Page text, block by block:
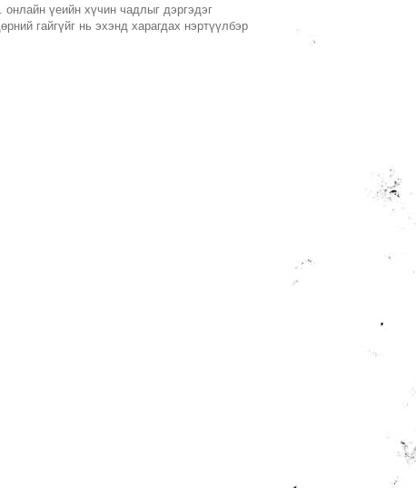
онлайн үеийн хүчин чадлыг дэргэдэг
гайгүйг нь эхэнд харагдах нэртүүлбэр